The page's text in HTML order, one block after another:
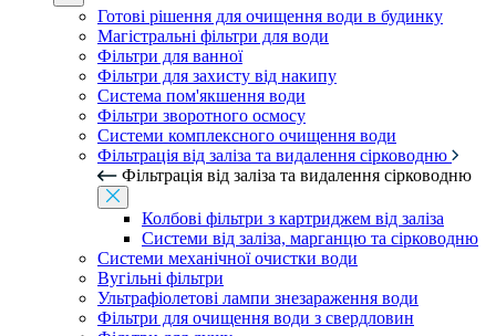
Готові рішення для очищення води в будинку
Магістральні фільтри для води
Фільтри для ванної
Фільтри для захисту від накипу
Система пом'якшення води
Фільтри зворотного осмосу
Системи комплексного очищення води
Фільтрація від заліза та видалення сірководню
Фільтрація від заліза та видалення сірководню
Колбові фільтри з картриджем від заліза
Системи від заліза, марганцю та сірководню
Системи механічної очистки води
Вугільні фільтри
Ультрафіолетові лампи знезараження води
Фільтри для очищення води з свердловин